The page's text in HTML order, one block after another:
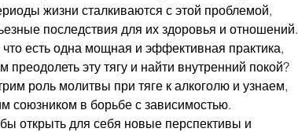
жизни сталкиваются с этой проблемой,
последствия для их здоровья и отношений.
есть одна мощная и эффективная практика,
преодолеть эту тягу и найти внутренний покой?
роль молитвы при тяге к алкоголю и узнаем,
союзником в борьбе с зависимостью.
открыть для себя новые перспективы и